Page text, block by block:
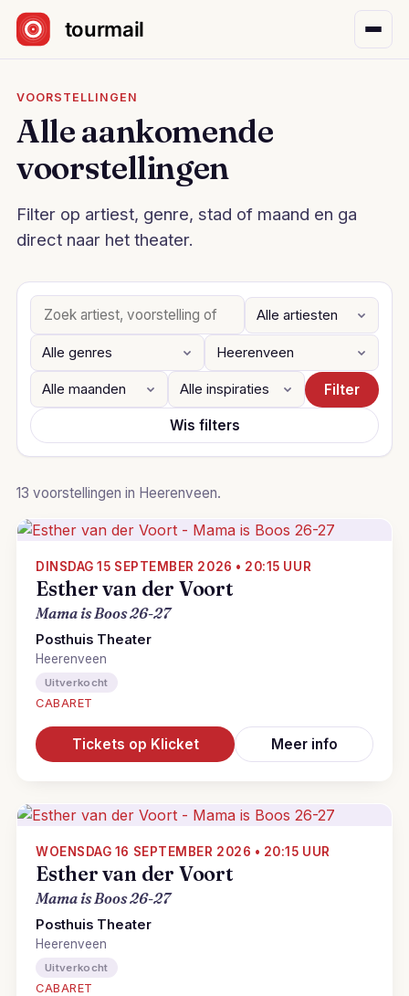
Sla navigatie over
VOORSTELLINGEN
Alle aankomende
voorstellingen
Filter op artiest, genre, stad of maand en ga
direct naar het theater.
Filter
Wis filters
13 voorstellingen in Heerenveen.
DINSDAG 15 SEPTEMBER 2026 • 20:15 UUR
Esther van der Voort
Mama is Boos 26-27
Posthuis Theater
Heerenveen
Uitverkocht
CABARET
Tickets op Klicket Meer info
WOENSDAG 16 SEPTEMBER 2026 • 20:15 UUR
Esther van der Voort
Mama is Boos 26-27
Posthuis Theater
Heerenveen
Uitverkocht
CABARET